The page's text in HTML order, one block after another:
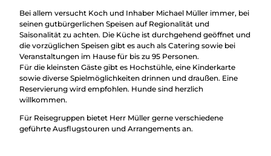
Bei allem versucht Koch und Inhaber Michael Müller immer, bei
seinen gutbürgerlichen Speisen auf Regionalität und
Saisonalität zu achten. Die Küche ist durchgehend geöffnet und
die vorzüglichen Speisen gibt es auch als Catering sowie bei
Veranstaltungen im Hause für bis zu 95 Personen.
Für die kleinsten Gäste gibt es Hochstühle, eine Kinderkarte
sowie diverse Spielmöglichkeiten drinnen und draußen. Eine
Reservierung wird empfohlen. Hunde sind herzlich
willkommen.
Für Reisegruppen bietet Herr Müller gerne verschiedene
geführte Ausflugstouren und Arrangements an.